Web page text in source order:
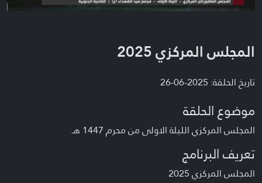
المجلس المركزي 2025
تاريخ الحلقة: 2025-06-26
موضوع الحلقة
المجلس المركزي الليلة الاولى من محرم 1447 هـ
تعريف البرنامج
المجلس المركزي 2025